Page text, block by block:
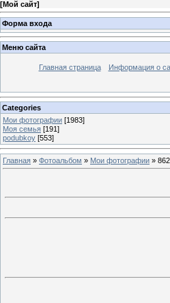
[Мой сайт]
Форма входа
Меню сайта
Главная страница Информация о
Categories
Мои фотографии [1983]
Моя семья [191]
podubkoy [553]
Главная » Фотоальбом » Мои фотографии »